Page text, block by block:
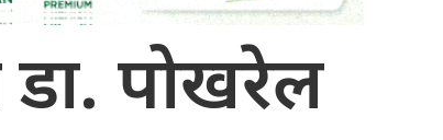
डा. पोखरेल